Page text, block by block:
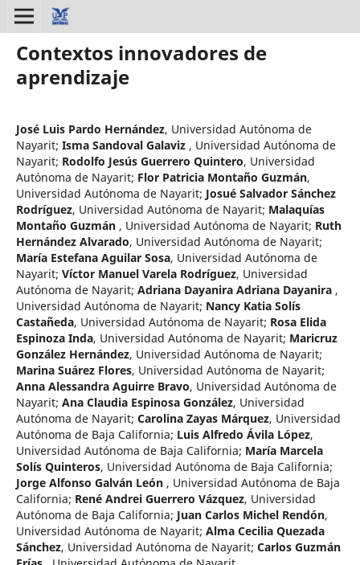
Contextos innovadores de
aprendizaje
José Luis Pardo Hernández, Universidad Autónoma de
Nayarit; Isma Sandoval Galaviz , Universidad Autónoma de
Nayarit; Rodolfo Jesús Guerrero Quintero, Universidad
Autónoma de Nayarit; Flor Patricia Montaño Guzmán,
Universidad Autónoma de Nayarit; Josué Salvador Sánchez
Rodríguez, Universidad Autónoma de Nayarit; Malaquías
Montaño Guzmán , Universidad Autónoma de Nayarit; Ruth
Hernández Alvarado, Universidad Autónoma de Nayarit;
María Estefana Aguilar Sosa, Universidad Autónoma de
Nayarit; Víctor Manuel Varela Rodríguez, Universidad
Autónoma de Nayarit; Adriana Dayanira Adriana Dayanira ,
Universidad Autónoma de Nayarit; Nancy Katia Solís
Castañeda, Universidad Autónoma de Nayarit; Rosa Elida
Espinoza Inda, Universidad Autónoma de Nayarit; Maricruz
González Hernández, Universidad Autónoma de Nayarit;
Marina Suárez Flores, Universidad Autónoma de Nayarit;
Anna Alessandra Aguirre Bravo, Universidad Autónoma de
Nayarit; Ana Claudia Espinosa González, Universidad
Autónoma de Nayarit; Carolina Zayas Márquez, Universidad
Autónoma de Baja California; Luis Alfredo Ávila López,
Universidad Autónoma de Baja California; María Marcela
Solís Quinteros, Universidad Autónoma de Baja California;
Jorge Alfonso Galván León , Universidad Autónoma de Baja
California; René Andrei Guerrero Vázquez, Universidad
Autónoma de Baja California; Juan Carlos Michel Rendón,
Universidad Autónoma de Nayarit; Alma Cecilia Quezada
Sánchez, Universidad Autónoma de Nayarit; Carlos Guzmán